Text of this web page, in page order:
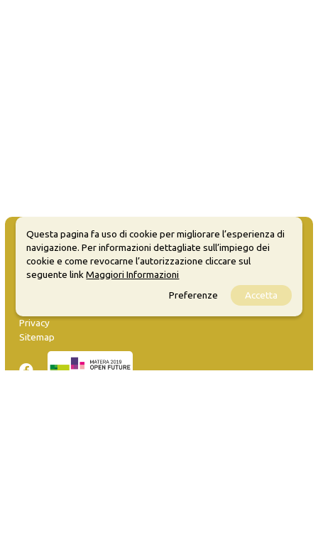
MATERA WELCOME EVENTS
Privacy
Sitemap
Questa pagina fa uso di cookie per migliorare l’esperienza di
navigazione. Per informazioni dettagliate sull’impiego dei
cookie e come revocarne l’autorizzazione cliccare sul
seguente linkMaggiori Informazioni
Preferenze
Accetta